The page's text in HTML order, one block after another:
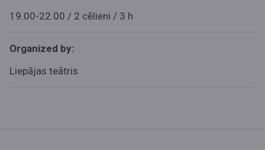
19.00-22.00 / 2 cēlieni / 3 h
Organized by:
Liepājas teātris